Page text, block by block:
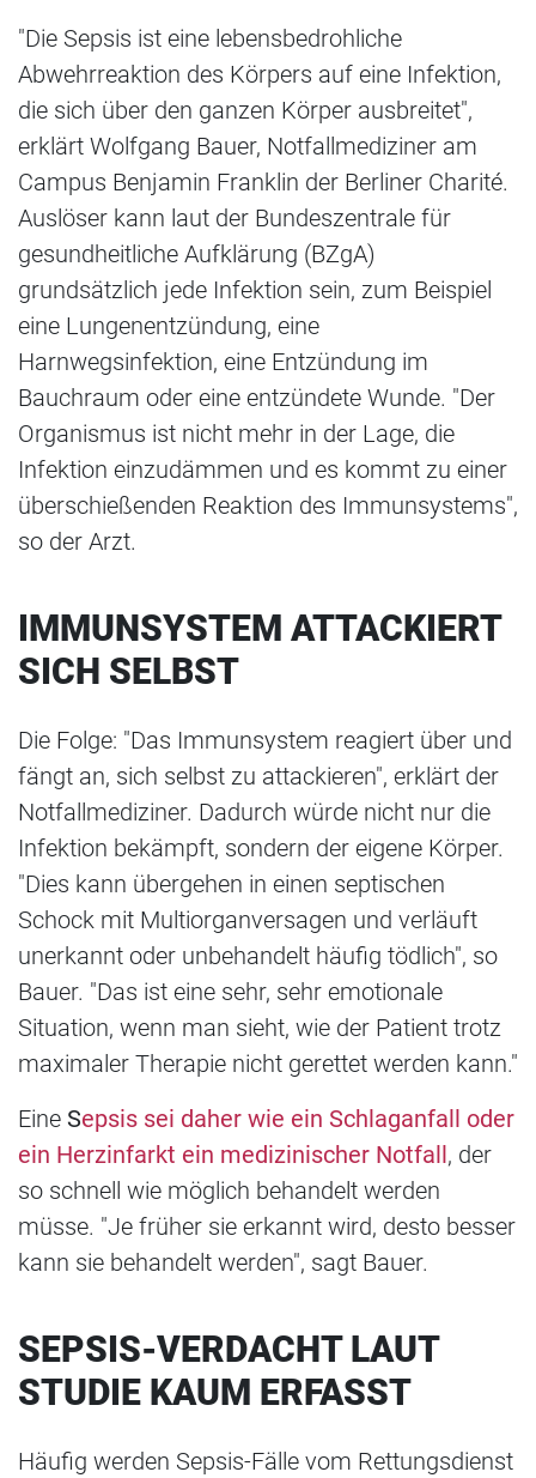
"Die Sepsis ist eine lebensbedrohliche
Abwehrreaktion des Körpers auf eine Infektion,
die sich über den ganzen Körper ausbreitet",
erklärt Wolfgang Bauer, Notfallmediziner am
Campus Benjamin Franklin der Berliner Charité.
Auslöser kann laut der Bundeszentrale für
gesundheitliche Aufklärung (BZgA)
grundsätzlich jede Infektion sein, zum Beispiel
eine Lungenentzündung, eine
Harnwegsinfektion, eine Entzündung im
Bauchraum oder eine entzündete Wunde. "Der
Organismus ist nicht mehr in der Lage, die
Infektion einzudämmen und es kommt zu einer
überschießenden Reaktion des Immunsystems",
so der Arzt.
IMMUNSYSTEM ATTACKIERT
SICH SELBST
Die Folge: "Das Immunsystem reagiert über und
fängt an, sich selbst zu attackieren", erklärt der
Notfallmediziner. Dadurch würde nicht nur die
Infektion bekämpft, sondern der eigene Körper.
"Dies kann übergehen in einen septischen
Schock mit Multiorganversagen und verläuft
unerkannt oder unbehandelt häufig tödlich", so
Bauer. "Das ist eine sehr, sehr emotionale
Situation, wenn man sieht, wie der Patient trotz
maximaler Therapie nicht gerettet werden kann."
Eine Sepsis sei daher wie ein Schlaganfall oder
ein Herzinfarkt ein medizinischer Notfall, der
so schnell wie möglich behandelt werden
müsse. "Je früher sie erkannt wird, desto besser
kann sie behandelt werden", sagt Bauer.
SEPSIS-VERDACHT LAUT
STUDIE KAUM ERFASST
Häufig werden Sepsis-Fälle vom Rettungsdienst